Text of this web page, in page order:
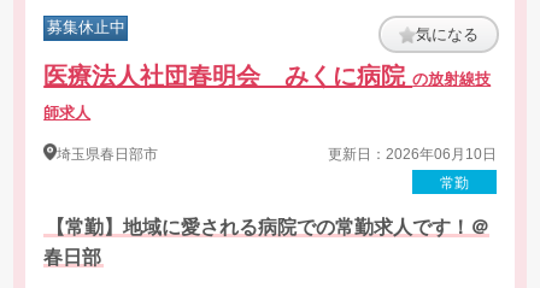
募集休止中 気になる
医療法人社団春明会 みくに病院の放射線技
師求人
埼玉県春日部市
更新日：2026年06月10日
常勤
【常勤】地域に愛される病院での常勤求人です！＠
春日部